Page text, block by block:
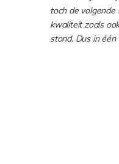
toch de volgende
kwaliteit zoals
stond. Dus in één